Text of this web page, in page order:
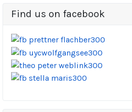
Find us on facebook